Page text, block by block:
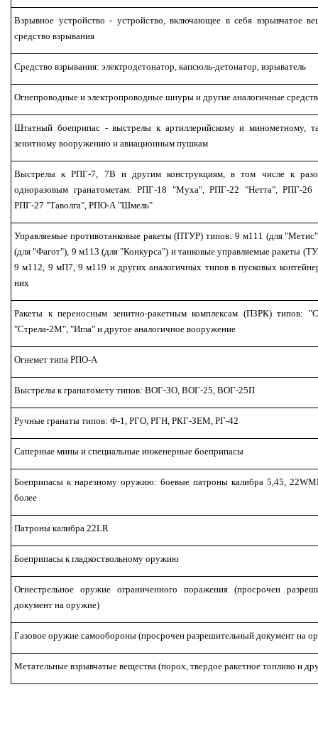
Взрывное устройство - устройство, включающее в себя взрывчатое
средство взрывания
Средство взрывания: электродетонатор, капсюль-детонатор, взрыватель
Огнепроводные и электропроводные шнуры и другие аналогичные
Штатный боеприпас - выстрелы к артиллерийскому и минометному,
зенитному вооружению и авиационным пушкам
Выстрелы к РПГ-7, 7В и другим конструкциям, в том числе к
одноразовым гранатометам: РПГ-18 "Муха", РПГ-22 "Нетта", РПГ-26
РПГ-27 "Таволга", РПО-А "Шмель"
Управляемые противотанковые ракеты (ПТУР) типов: 9 м111 (для
(для "Фагот"), 9 м113 (для "Конкурса") и танковые управляемые ракеты
9 м112, 9 мП7, 9 м119 и других аналогичных типов в пусковых
них
Ракеты к переносным зенитно-ракетным комплексам (ПЗРК) типов:
"Стрела-2М", "Игла" и другое аналогичное вооружение
Огнемет типа РПО-А
Выстрелы к гранатомету типов: ВОГ-ЗО, ВОГ-25, ВОГ-25П
Ручные гранаты типов: Ф-1, РГО, РГН, РКГ-ЗЕМ, РГ-42
Саперные мины и специальные инженерные боеприпасы
Боеприпасы к нарезному оружию: боевые патроны калибра 5,45,
более
Патроны калибра 22LR
Боеприпасы к гладкоствольному оружию
Огнестрельное оружие ограниченного поражения (просрочен
документ на оружие)
Газовое оружие самообороны (просрочен разрешительный документ на
Метательные взрывчатые вещества (порох, твердое ракетное топливо и